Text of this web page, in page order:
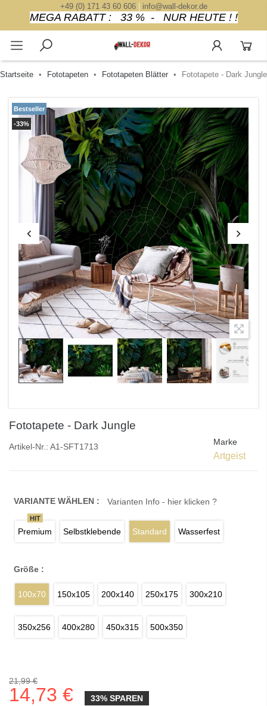
+49 (0) 171 43 60 606| info@wall-dekor.de
MEGA RABATT : 33 % - NUR HEUTE ! !
Startseite Fototapeten Fototapeten Blätter Fototapete - Dark Jungle
-33%
Bestseller
Fototapete - Dark Jungle
Artikel-Nr.: A1-SFT1713 Marke
Artgeist
VARIANTE WÄHLEN : Varianten Info - hier klicken ?
Premium
HIT
Selbstklebende Standard Wasserfest
Größe :
100x70 150x105 200x140 250x175 300x210
350x256 400x280 450x315 500x350
21,99 €
14,73 € 33% SPAREN